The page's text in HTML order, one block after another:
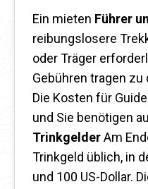
Ein mieten Führer
reibungslosere
oder Träger
Gebühren tragen
Die Kosten für
und Sie benötigen
TrinkgelderAm
Trinkgeld üblich, in
und 100 US-Dollar.